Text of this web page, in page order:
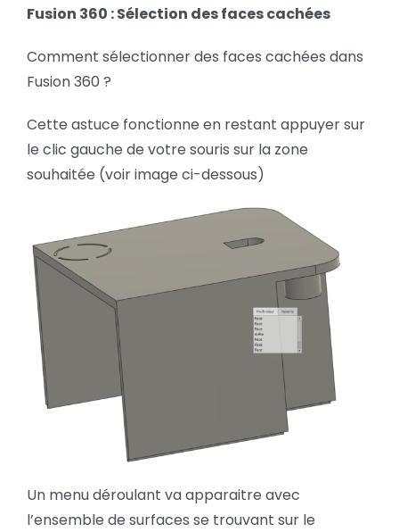
BLOG
SOCIETE
Rechercher:
Sélection
faces
Fusion 360 : Sélection des faces cachées
Comment sélectionner des faces cachées dans
Fusion 360 ?
Cette astuce fonctionne en restant appuyer sur
le clic gauche de votre souris sur la zone
souhaitée (voir image ci-dessous)
Un menu déroulant va apparaitre avec
l’ensemble de surfaces se trouvant sur le